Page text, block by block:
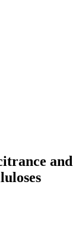
and